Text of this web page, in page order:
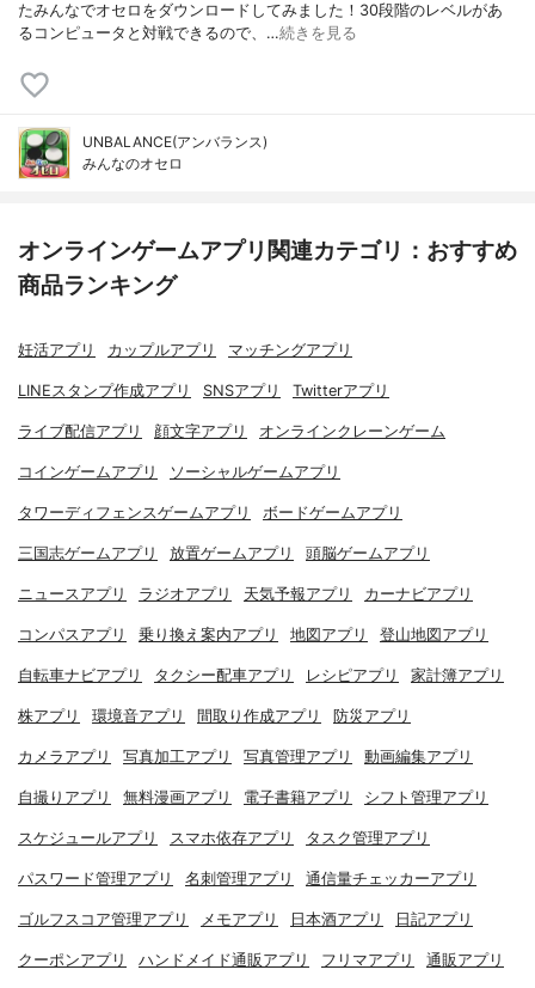
たみんなでオセロをダウンロードしてみました！30段階のレベルがあ
るコンピュータと対戦できるので、…続きを見る
UNBALANCE(アンバランス)
みんなのオセロ
オンラインゲームアプリ関連カテゴリ：おすすめ
商品ランキング
妊活アプリ カップルアプリ マッチングアプリ
LINEスタンプ作成アプリ SNSアプリ Twitterアプリ
ライブ配信アプリ 顔文字アプリ オンラインクレーンゲーム
コインゲームアプリ ソーシャルゲームアプリ
タワーディフェンスゲームアプリ ボードゲームアプリ
三国志ゲームアプリ 放置ゲームアプリ 頭脳ゲームアプリ
ニュースアプリ ラジオアプリ 天気予報アプリ カーナビアプリ
コンパスアプリ 乗り換え案内アプリ 地図アプリ 登山地図アプリ
自転車ナビアプリ タクシー配車アプリ レシピアプリ 家計簿アプリ
株アプリ 環境音アプリ 間取り作成アプリ 防災アプリ
カメラアプリ 写真加工アプリ 写真管理アプリ 動画編集アプリ
自撮りアプリ 無料漫画アプリ 電子書籍アプリ シフト管理アプリ
スケジュールアプリ スマホ依存アプリ タスク管理アプリ
パスワード管理アプリ 名刺管理アプリ 通信量チェッカーアプリ
ゴルフスコア管理アプリ メモアプリ 日本酒アプリ 日記アプリ
クーポンアプリ ハンドメイド通販アプリ フリマアプリ 通販アプリ